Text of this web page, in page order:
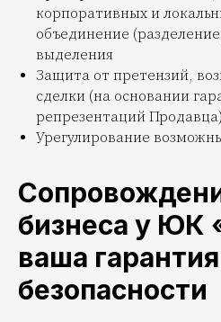
корпоративных и
объединение
выделения
Защита от претензий,
сделки (на основании
репрезентаций
Урегулирование
бизнеса у ЮК
ваша гарантия
безопасности